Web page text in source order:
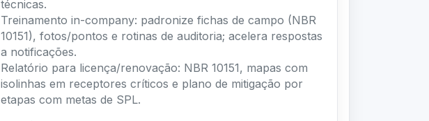
técnicas.
Treinamento in-company: padronize fichas de campo (NBR
10151), fotos/pontos e rotinas de auditoria; acelera respostas
a notificações.
Relatório para licença/renovação: NBR 10151, mapas com
isolinhas em receptores críticos e plano de mitigação por
etapas com metas de SPL.